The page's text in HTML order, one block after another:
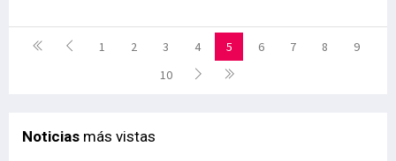
1 2 3 4 5 6 7 8
9
10
Noticias más vistas